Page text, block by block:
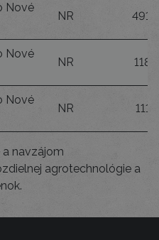
Nové
NR 491
Nové
NR 118
Nové
NR 111
a navzájom
agrotechnológie a